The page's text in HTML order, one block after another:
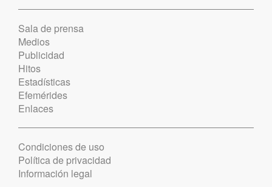
Sala de prensa
Medios
Publicidad
Hitos
Estadísticas
Efemérides
Enlaces
Condiciones de uso
Política de privacidad
Información legal